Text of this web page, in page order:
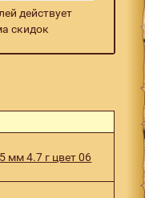
действует
скидок
мм 4.7 г цвет 06